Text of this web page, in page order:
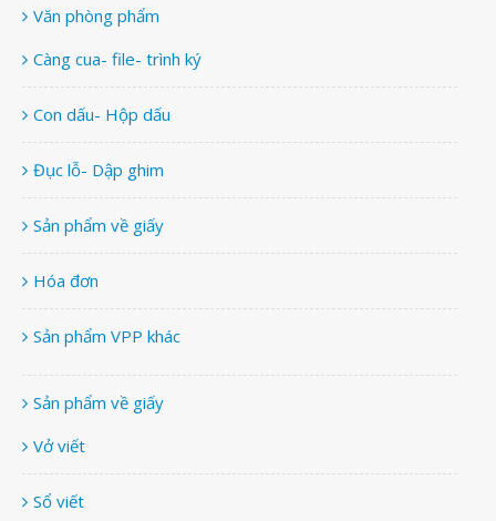
Văn phòng phẩm
Càng cua- file- trình ký
Con dấu- Hộp dấu
Đục lỗ- Dập ghim
Sản phẩm về giấy
Hóa đơn
Sản phẩm VPP khác
Sản phẩm về giấy
Vở viết
Sổ viết